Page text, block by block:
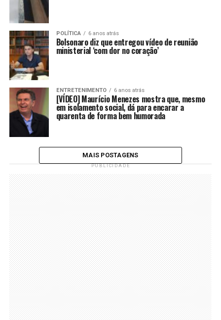
POLÍTICA 6 anos atrás
Bolsonaro diz que entregou vídeo de reunião
ministerial ‘com dor no coração’
ENTRETENIMENTO 6 anos atrás
[VÍDEO] Maurício Menezes mostra que, mesmo
em isolamento social, dá para encarar a
quarenta de forma bem humorada
MAIS POSTAGENS
PUBLICIDADE